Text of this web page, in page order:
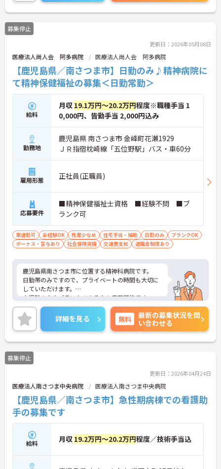
募集停止
更新日：2026年05月08日
医療法人尚人会 阿多病院 医療法人尚人会 阿多病院
【鹿児島県／南さつま市】日勤のみ♪精神病院に
て精神保健福祉の募集＜日勤常勤＞
給料
月収 19.1万円～20.2万円程度※職種手当 1
0,000円、皆勤手当 2,000円込み
勤務地
鹿児島県 南さつま市 金峰町花瀬1929
ＪＲ指宿枕崎線「五位野駅」バス・車60分
雇用形態 正社員(正職員)
応募要件
■精神保健福祉士資格 ■経験不問 ■ブ
ランク可
車通勤可 未経験OK 残業少なめ 住宅手当・補助 日勤のみ
ブランクOK
ボーナス・賞与あり
社会保険完備 交通費支給 退職金制度あり
鹿児島県南さつま市に位置する精神科病院です。
日勤帯のみですので、プライベートの時間も大切に
していただけます。
未経験の方やブランクのある方も応募可能です。
ご興味をお持ちの方はお気軽にお問い合わせくださ
い。
詳細を見る 無料
最新の募集状況を問
い合わせる
募集停止
更新日：2026年04月24日
医療法人南さつま中央病院 医療法人南さつま中央病院
【鹿児島県／南さつま市】急性期病棟での看護助
手の募集です
給料 月収 19.2万円～20.2万円程度／技術手当込